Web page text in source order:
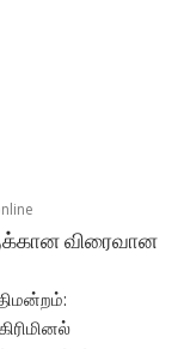
விரைவான